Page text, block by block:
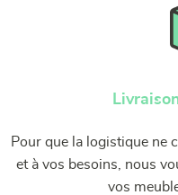
Pour que la logistique ne
et à vos besoins, nous
vos